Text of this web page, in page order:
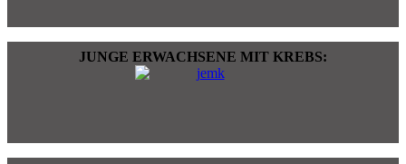
JUNGE ERWACHSENE MIT KREBS: